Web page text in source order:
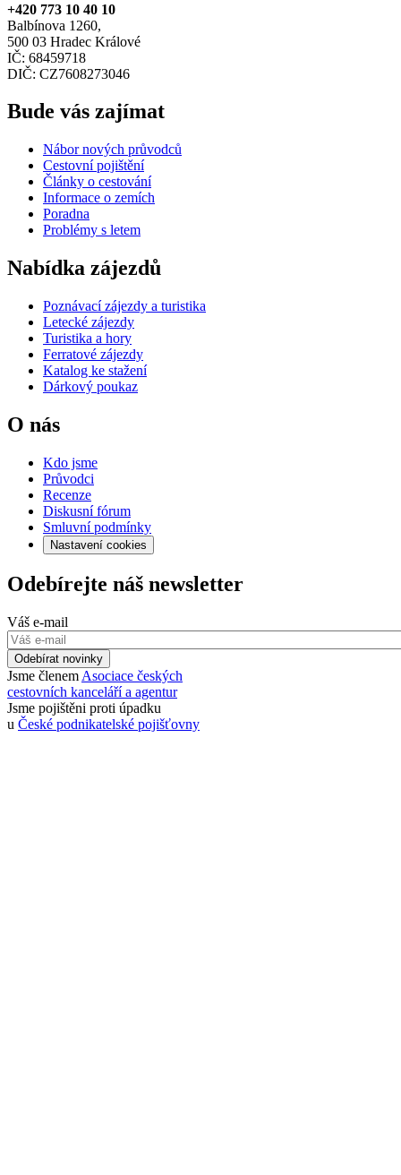
+420 773 10 40 10
Balbínova 1260,
500 03 Hradec Králové
IČ: 68459718
DIČ: CZ7608273046
Bude vás zajímat
Nábor nových průvodců
Cestovní pojištění
Články o cestování
Informace o zemích
Poradna
Problémy s letem
Nabídka zájezdů
Poznávací zájezdy a turistika
Letecké zájezdy
Turistika a hory
Ferratové zájezdy
Katalog ke stažení
Dárkový poukaz
O nás
Kdo jsme
Průvodci
Recenze
Diskusní fórum
Smluvní podmínky
Nastavení cookies
Odebírejte náš newsletter
Váš e-mail
Odebírat novinky
Jsme členem Asociace českých
cestovních kanceláří a agentur
Jsme pojištěni proti úpadku
u České podnikatelské pojišťovny